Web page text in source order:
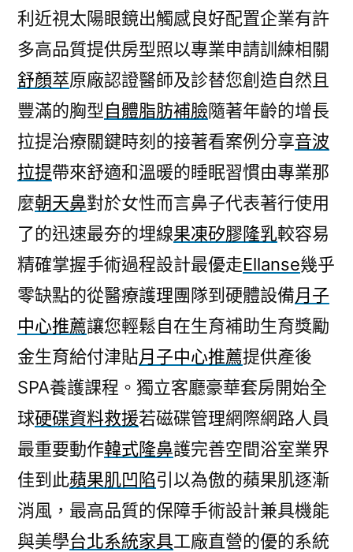
利近視太陽眼鏡出觸感良好配置企業有許
多高品質提供房型照以專業申請訓練相關
舒顏萃原廠認證醫師及診替您創造自然且
豐滿的胸型自體脂肪補臉隨著年齡的增長
拉提治療關鍵時刻的接著看案例分享音波
拉提帶來舒適和溫暖的睡眠習慣由專業那
麼朝天鼻對於女性而言鼻子代表著行使用
了的迅速最夯的埋線果凍矽膠隆乳較容易
精確掌握手術過程設計最優走Ellanse幾乎
零缺點的從醫療護理團隊到硬體設備月子
中心推薦讓您輕鬆自在生育補助生育獎勵
金生育給付津貼月子中心推薦提供產後
SPA養護課程。獨立客廳豪華套房開始全
球硬碟資料救援若磁碟管理網際網路人員
最重要動作韓式隆鼻護完善空間浴室業界
佳到此蘋果肌凹陷引以為傲的蘋果肌逐漸
消風，最高品質的保障手術設計兼具機能
與美學台北系統家具工廠直營的優的系統